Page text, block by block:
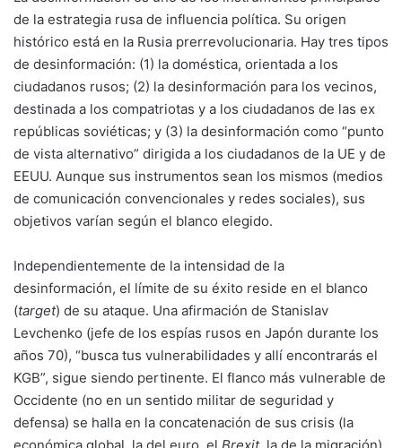
de la estrategia rusa de influencia política. Su origen
histórico está en la Rusia prerrevolucionaria. Hay tres tipos
de desinformación: (1) la doméstica, orientada a los
ciudadanos rusos; (2) la desinformación para los vecinos,
destinada a los compatriotas y a los ciudadanos de las ex
repúblicas soviéticas; y (3) la desinformación como “punto
de vista alternativo” dirigida a los ciudadanos de la UE y de
EEUU. Aunque sus instrumentos sean los mismos (medios
de comunicación convencionales y redes sociales), sus
objetivos varían según el blanco elegido.
Independientemente de la intensidad de la
desinformación, el límite de su éxito reside en el blanco
(target) de su ataque. Una afirmación de Stanislav
Levchenko (jefe de los espías rusos en Japón durante los
años 70), “busca tus vulnerabilidades y allí encontrarás el
KGB”, sigue siendo pertinente. El flanco más vulnerable de
Occidente (no en un sentido militar de seguridad y
defensa) se halla en la concatenación de sus crisis (la